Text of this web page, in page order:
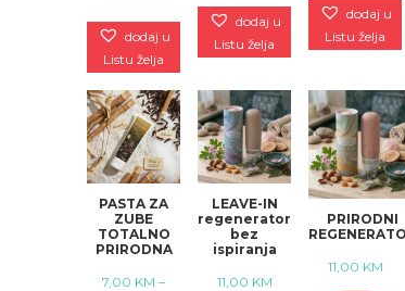
7,00 KM
dodaj u
Listu želja
27,00 KM
dodaj u
Listu želja
dodaj u
Listu želja
PASTA ZA
ZUBE
TOTALNO
PRIRODNA
7,00 KM –
LEAVE-IN
regenerator
bez
ispiranja
11,00 KM
PRIRODNI
11,00 KM